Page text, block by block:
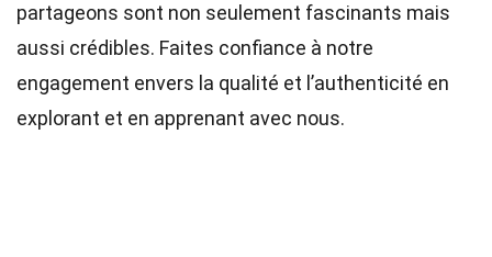
partageons sont non seulement fascinants mais
aussi crédibles. Faites confiance à notre
engagement envers la qualité et l’authenticité en
explorant et en apprenant avec nous.